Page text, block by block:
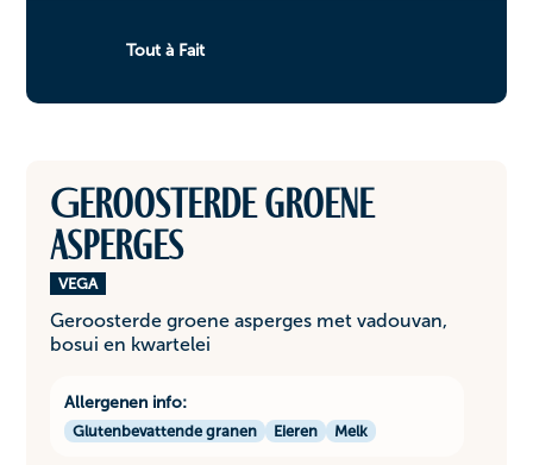
Tout à Fait
Geroosterde groene
asperges
VEGA
Geroosterde groene asperges met vadouvan,
bosui en kwartelei
Allergenen info:
Glutenbevattende granen Eieren Melk